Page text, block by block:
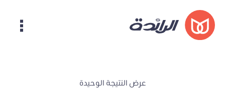
عرض النتيجة الوحيدة